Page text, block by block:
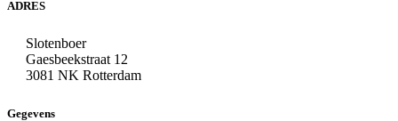
ADRES
Slotenboer
Gaesbeekstraat 12
3081 NK Rotterdam
Gegevens